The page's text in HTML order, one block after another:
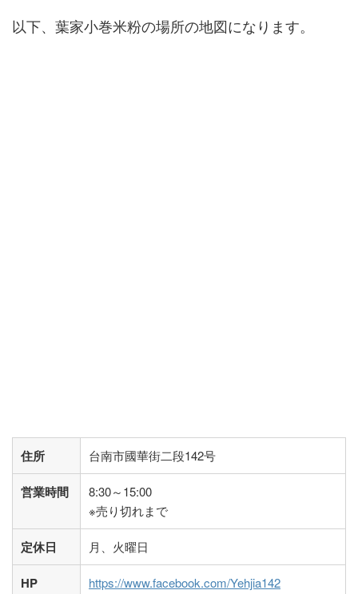
以下、葉家小巻米粉の場所の地図になります。
住所 台南市國華街二段142号
営業時間
8:30～15:00
※売り切れまで
定休日 月、火曜日
HP https://www.facebook.com/Yehjia142